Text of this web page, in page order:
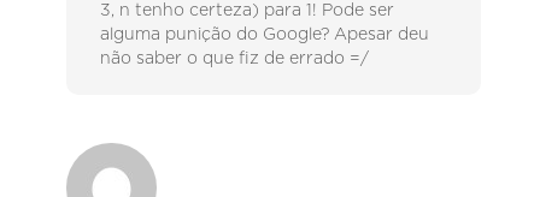
3, n tenho certeza) para 1! Pode ser
alguma punição do Google? Apesar deu
não saber o que fiz de errado =/